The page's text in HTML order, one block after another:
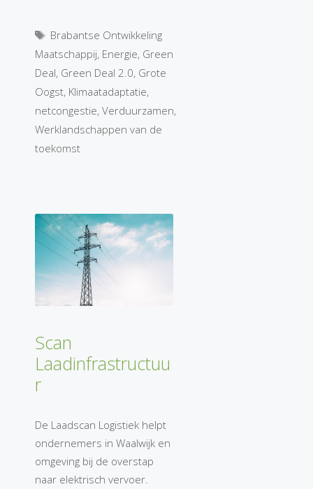
Tags
Brabantse Ontwikkeling
Maatschappij, Energie, Green
Deal, Green Deal 2.0, Grote
Oogst, Klimaatadaptatie,
netcongestie, Verduurzamen,
Werklandschappen van de
toekomst
Scan
Laadinfrastructuu
r
De Laadscan Logistiek helpt
ondernemers in Waalwijk en
omgeving bij de overstap
naar elektrisch vervoer.